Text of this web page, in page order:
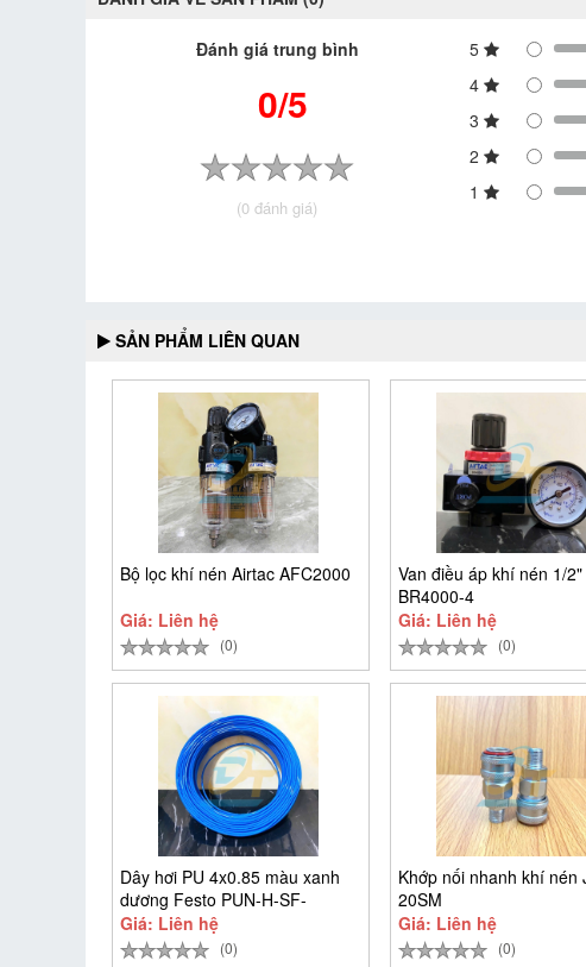
Đánh giá trung bình
0/5
(0 đánh giá)
5
4
3
2
1
SẢN PHẨM LIÊN QUAN
Bộ lọc khí nén Airtac AFC2000
Giá: Liên hệ
(0)
Van điều áp khí nén 1/
BR4000-4
Giá: Liên hệ
(0)
Dây hơi PU 4x0.85 màu xanh
dương Festo PUN-H-SF-
4x0,85-BL
Giá: Liên hệ
(0)
Khớp nối nhanh khí nén
20SM
Giá: Liên hệ
(0)